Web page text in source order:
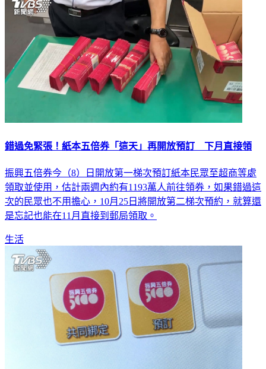
錯過免緊張！紙本五倍券「這天」再開放預訂 下月直接領
振興五倍券今（8）日開放第一梯次預訂紙本民眾至超商等處
領取並使用，估計兩週內約有1193萬人前往領券，如果錯過這
次的民眾也不用擔心，10月25日將開放第二梯次預約，就算還
是忘記也能在11月直接到郵局領取。
生活